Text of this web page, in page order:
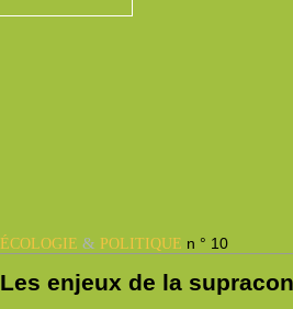
ÉCOLOGIE& POLITIQUE n ° 10
Les enjeux de la